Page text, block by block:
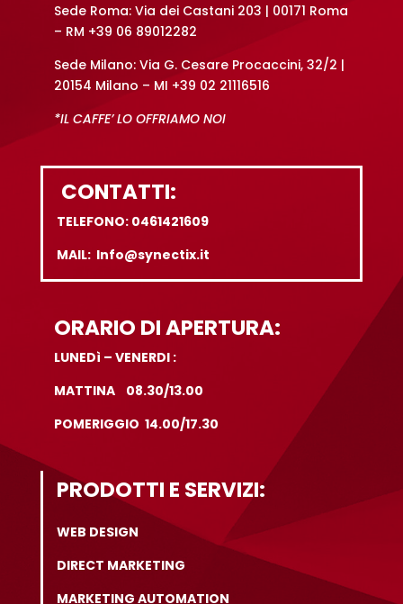
Sede Roma: Via dei Castani 203 | 00171 Roma
– RM +39 06 89012282
Sede Milano: Via G. Cesare Procaccini, 32/2 |
20154 Milano – MI +39 02 21116516
*IL CAFFE’ LO OFFRIAMO NOI
CONTATTI:
TELEFONO: 0461421609
MAIL: Info@synectix.it
ORARIO DI APERTURA:
LUNEDì – VENERDI :
MATTINA 08.30/13.00
POMERIGGIO 14.00/17.30
PRODOTTI E SERVIZI:
WEB DESIGN
DIRECT MARKETING
MARKETING AUTOMATION